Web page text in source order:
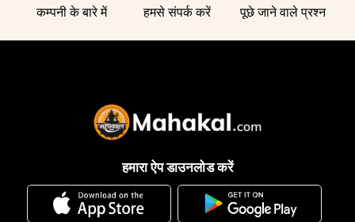
कम्पनी के बारे में हमसे संपर्क करें पूछे जाने वाले प्रश्न
हमारा ऐप डाउनलोड करें